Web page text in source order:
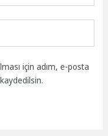
için adım, e-posta